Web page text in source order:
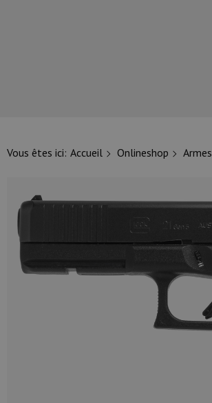
Vous êtes ici: Accueil Onlineshop Armes